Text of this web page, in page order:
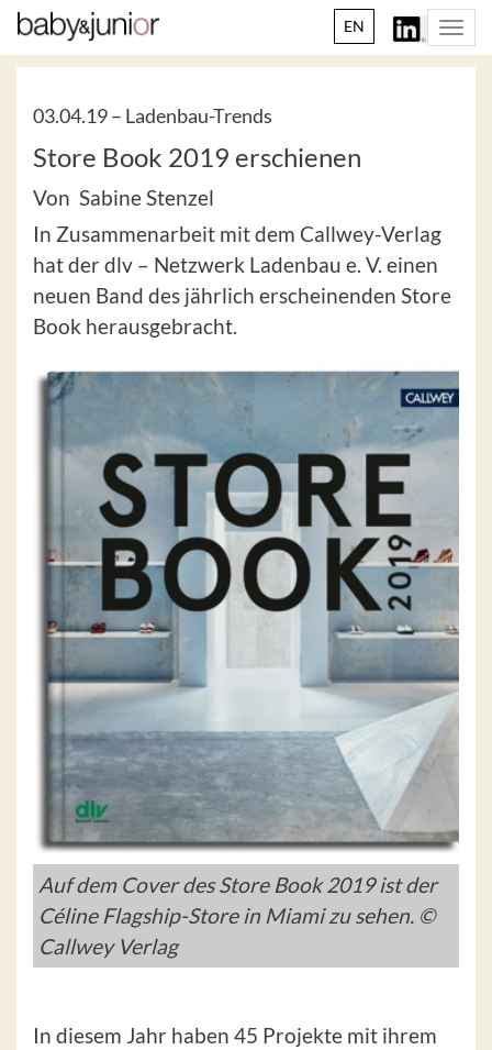
EN
03.04.19 – Ladenbau-Trends
Store Book 2019 erschienen
Von Sabine Stenzel
In Zusammenarbeit mit dem Callwey-Verlag
hat der dlv – Netzwerk Ladenbau e. V. einen
neuen Band des jährlich erscheinenden Store
Book herausgebracht.
Auf dem Cover des Store Book 2019 ist der
Céline Flagship-Store in Miami zu sehen. ©
Callwey Verlag
In diesem Jahr haben 45 Projekte mit ihrem